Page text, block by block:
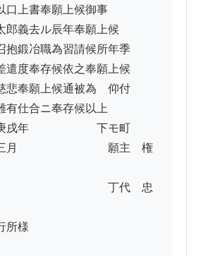
書奉願上候御事
義去ル辰年奉願上候
鍛冶職為習請候所年季
度奉存候依之奉願上候
悲奉願上候通被為　仰付
有仕合ニ奉存候以上
　　　　　　下モ町
　　　　　願主　権
　忠
様